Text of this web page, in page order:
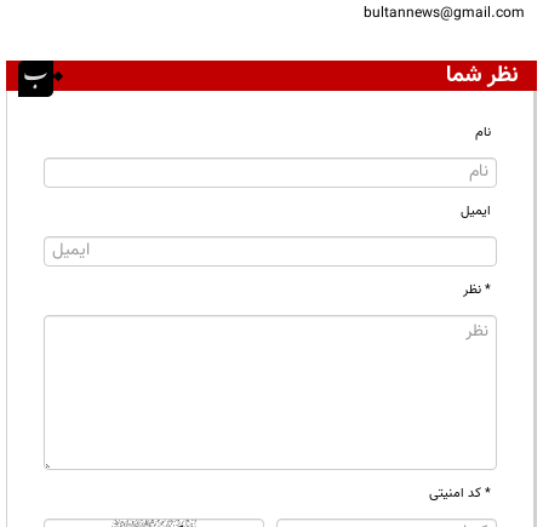
bultannews@gmail.com
نظر شما
نام
ایمیل
* نظر
* کد امنیتی